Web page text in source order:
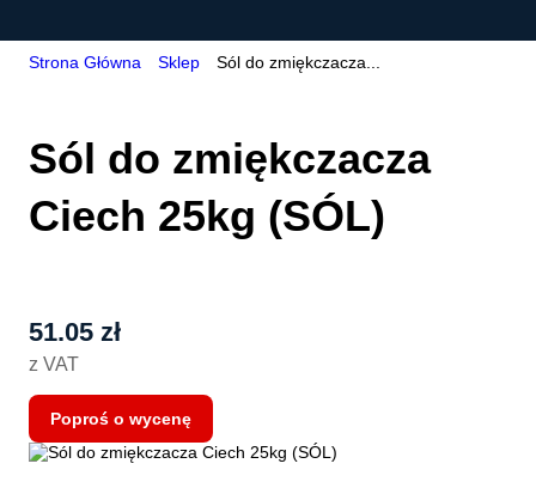
Strona Główna Sklep Sól do zmiękczacza...
Sól do zmiękczacza
Ciech 25kg (SÓL)
51.05 zł
z VAT
Poproś o wycenę